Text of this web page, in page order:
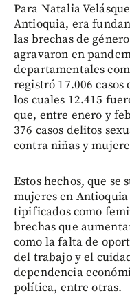
Para Natalia
Antioquia, era
las brechas de
agravaron en
departamentales
registró 17.006
los cuales 12.415
que, entre enero y
376 casos delitos
contra niñas y
Estos hechos, que se
mujeres en Antioquia
tipificados como
brechas que
como la falta de
del trabajo y el
dependencia
política, entre otras.